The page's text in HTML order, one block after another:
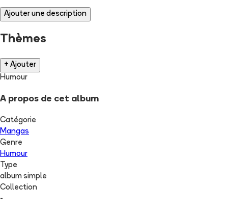
Ajouter une description
Thèmes
+ Ajouter
Humour
A propos de cet album
Catégorie
Mangas
Genre
Humour
Type
album simple
Collection
-